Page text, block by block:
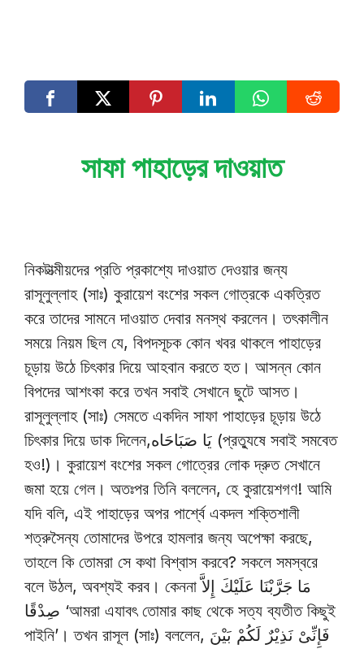
সাফা পাহাড়ের দাওয়াত
নিকটাত্মীয়দের প্রতি প্রকাশ্যে দাওয়াত দেওয়ার জন্য
রাসূলুল্লাহ (সাঃ) কুরায়েশ বংশের সকল গোত্রকে একত্রিত
করে তাদের সামনে দাওয়াত দেবার মনস্থ করলেন। তৎকালীন
সময়ে নিয়ম ছিল যে, বিপদসূচক কোন খবর থাকলে পাহাড়ের
চূড়ায় উঠে চিৎকার দিয়ে আহবান করতে হত। আসন্ন কোন
বিপদের আশংকা করে তখন সবাই সেখানে ছুটে আসত।
রাসূলুল্লাহ (সাঃ) সেমতে একদিন সাফা পাহাড়ের চূড়ায় উঠে
চিৎকার দিয়ে ডাক দিলেন,يَا صَبَاحَاه (প্রত্যুষে সবাই সমবেত
হও!)। কুরায়েশ বংশের সকল গোত্রের লোক দ্রুত সেখানে
জমা হয়ে গেল। অতঃপর তিনি বললেন, হে কুরায়েশগণ! আমি
যদি বলি, এই পাহাড়ের অপর পার্শ্বে একদল শক্তিশালী
শত্রুসৈন্য তোমাদের উপরে হামলার জন্য অপেক্ষা করছে,
তাহলে কি তোমরা সে কথা বিশ্বাস করবে? সকলে সমস্বরে
বলে উঠল, অবশ্যই করব। কেননা مَا جَرَّبْنَا عَلَيْكَ إِلاَّ
صِدْقًا ‘আমরা এযাবৎ তোমার কাছ থেকে সত্য ব্যতীত কিছুই
পাইনি’। তখন রাসূল (সাঃ) বললেন, فَإِنِّىْ نَذِيْرٌ لَكُمْ بَيْنَ